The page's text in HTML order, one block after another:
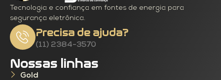
Tecnologia e confiança em fontes de energia para
segurança eletrônica.
Precisa de ajuda?
(11) 2384-3570
Nossas linhas
Gold